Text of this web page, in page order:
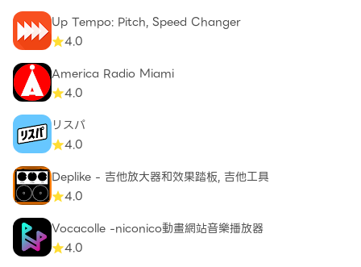
Up Tempo: Pitch, Speed Changer
4.0
America Radio Miami
4.0
リスパ
4.0
Deplike - 吉他放大器和效果踏板, 吉他工具
4.0
Vocacolle -niconico動畫網站音樂播放器
4.0